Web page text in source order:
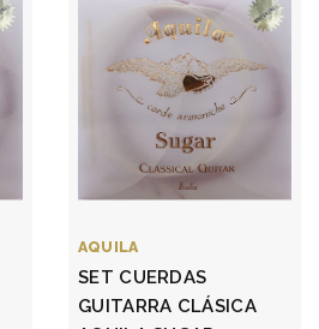
AQUILA
SET CUERDAS
GUITARRA CLÁSICA